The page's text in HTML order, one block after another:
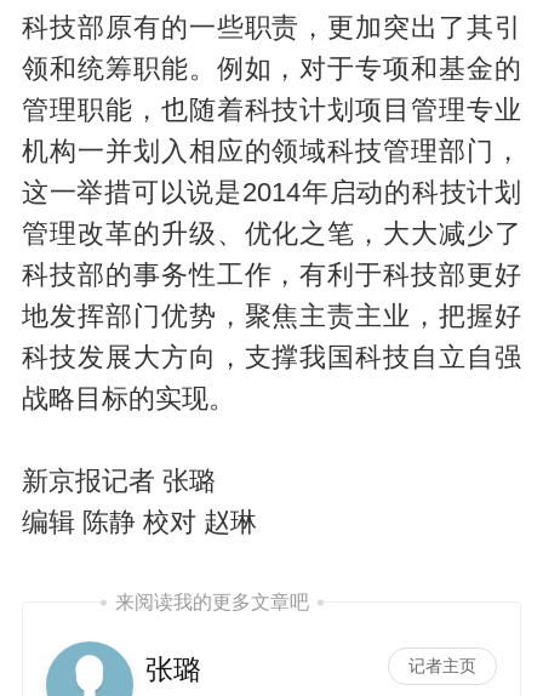
科技部原有的一些职责，更加突出了其引
领和统筹职能。例如，对于专项和基金的
管理职能，也随着科技计划项目管理专业
机构一并划入相应的领域科技管理部门，
这一举措可以说是2014年启动的科技计划
管理改革的升级、优化之笔，大大减少了
科技部的事务性工作，有利于科技部更好
地发挥部门优势，聚焦主责主业，把握好
科技发展大方向，支撑我国科技自立自强
战略目标的实现。
新京报记者 张璐
编辑 陈静 校对 赵琳
来阅读我的更多文章吧
张璐 记者主页